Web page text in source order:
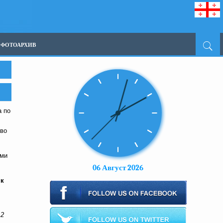
ФОТОАРХИВ
по
06 Август 2026